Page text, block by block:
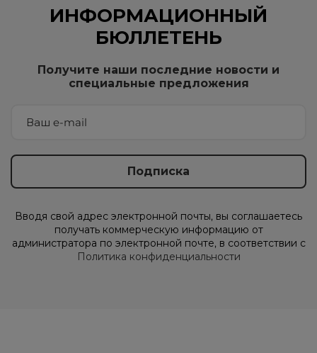
ИНФОРМАЦИОННЫЙ
БЮЛЛЕТЕНЬ
Получите наши последние новости и
специальные предложения
Вводя свой адрес электронной почты, вы соглашаетесь
получать коммерческую информацию от
администратора по электронной почте, в соответствии с
Политика конфиденциальности